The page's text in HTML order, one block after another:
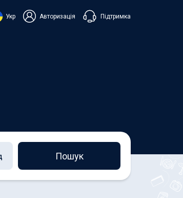
Укр Авторизація Підтримка
Чат в Messenger
Пошук